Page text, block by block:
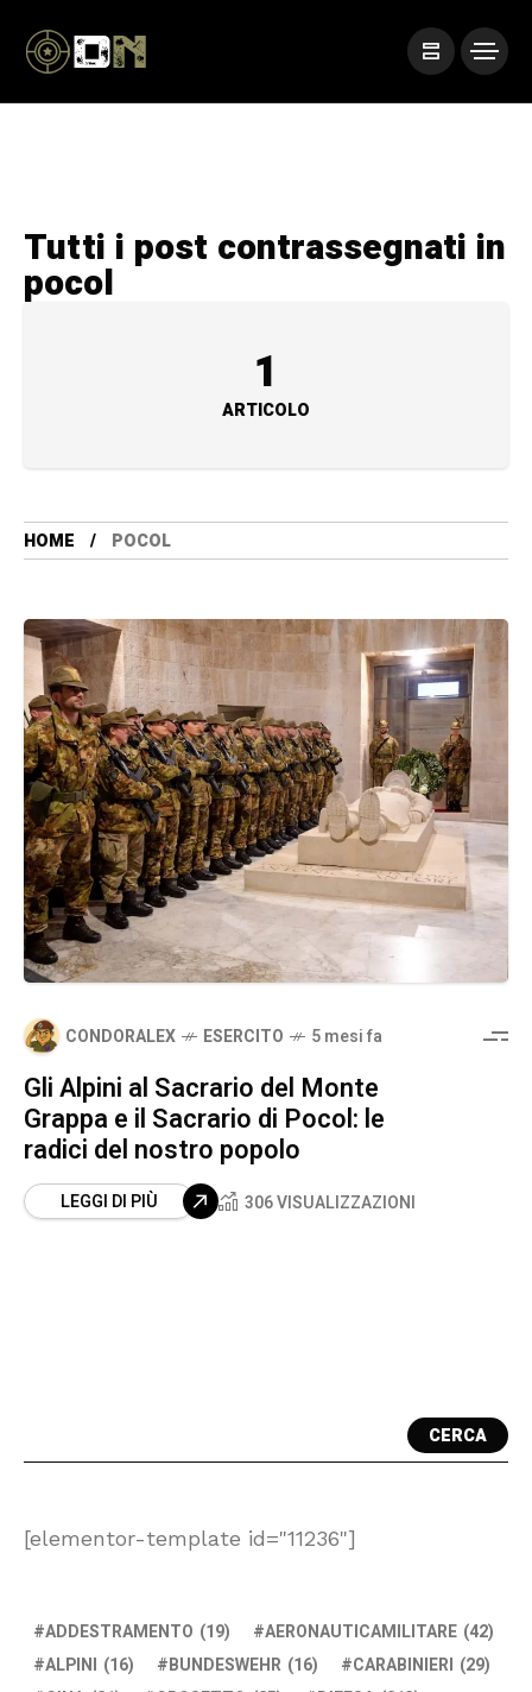
Tutti i post contrassegnati in
pocol
1
ARTICOLO
HOME POCOL
CONDORALEX ESERCITO 5 mesi fa
Gli Alpini al Sacrario del Monte
Grappa e il Sacrario di Pocol: le
radici del nostro popolo
LEGGI DI PIÙ 306 VISUALIZZAZIONI
CERCA
[elementor-template id="11236"]
ADDESTRAMENTO (19) AERONAUTICAMILITARE (42)
ALPINI (16) BUNDESWEHR (16) CARABINIERI (29)